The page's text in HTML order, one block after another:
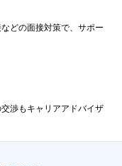
どの面接対策で、サポー
渉もキャリアアドバイザ